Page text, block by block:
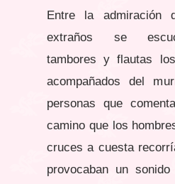
Entre la admiración
extraños se
tambores y flautas
acompañados del
personas que
camino que los
cruces a cuesta
provocaban un